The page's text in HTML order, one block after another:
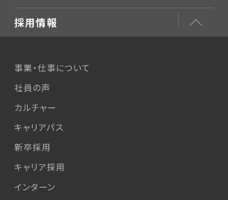
採用情報
事業・仕事について
社員の声
カルチャー
キャリアパス
新卒採用
キャリア採用
インターン